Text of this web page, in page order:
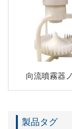
向流噴霧器
製品タグ